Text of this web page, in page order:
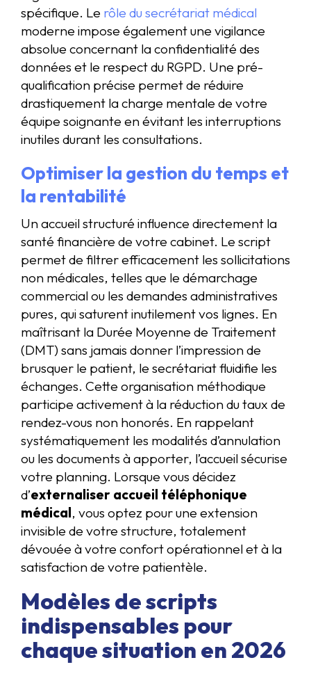
spécifique. Le rôle du secrétariat médical
moderne impose également une vigilance
absolue concernant la confidentialité des
données et le respect du RGPD. Une pré-
qualification précise permet de réduire
drastiquement la charge mentale de votre
équipe soignante en évitant les interruptions
inutiles durant les consultations.
Optimiser la gestion du temps et
la rentabilité
Un accueil structuré influence directement la
santé financière de votre cabinet. Le script
permet de filtrer efficacement les sollicitations
non médicales, telles que le démarchage
commercial ou les demandes administratives
pures, qui saturent inutilement vos lignes. En
maîtrisant la Durée Moyenne de Traitement
(DMT) sans jamais donner l’impression de
brusquer le patient, le secrétariat fluidifie les
échanges. Cette organisation méthodique
participe activement à la réduction du taux de
rendez-vous non honorés. En rappelant
systématiquement les modalités d’annulation
ou les documents à apporter, l’accueil sécurise
votre planning. Lorsque vous décidez
d’externaliser accueil téléphonique
médical, vous optez pour une extension
invisible de votre structure, totalement
dévouée à votre confort opérationnel et à la
satisfaction de votre patientèle.
Modèles de scripts
indispensables pour
chaque situation en 2026